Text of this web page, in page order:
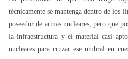
técnicamente se mantenga dentro de los
poseedor de armas nucleares, pero que
la infraestructura y el material casi
nucleares para cruzar ese umbral en